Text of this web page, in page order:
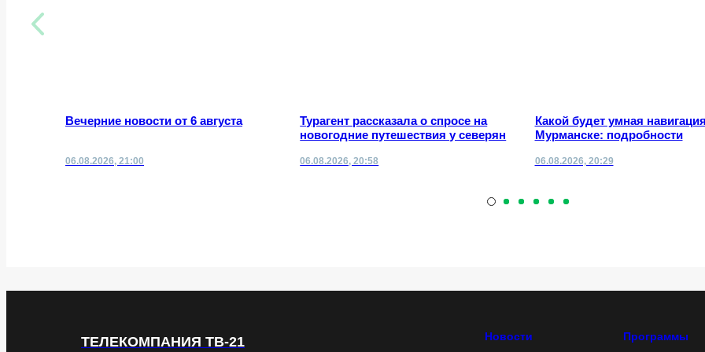
Вечерние новости от 6 августа
06.08.2026, 21:00
Турагент рассказала о спросе на
новогодние путешествия у северян
06.08.2026, 20:58
Какой будет умная
Мурманске: подробности
06.08.2026, 20:29
ТЕЛЕКОМПАНИЯ ТВ-21 Новости Программы